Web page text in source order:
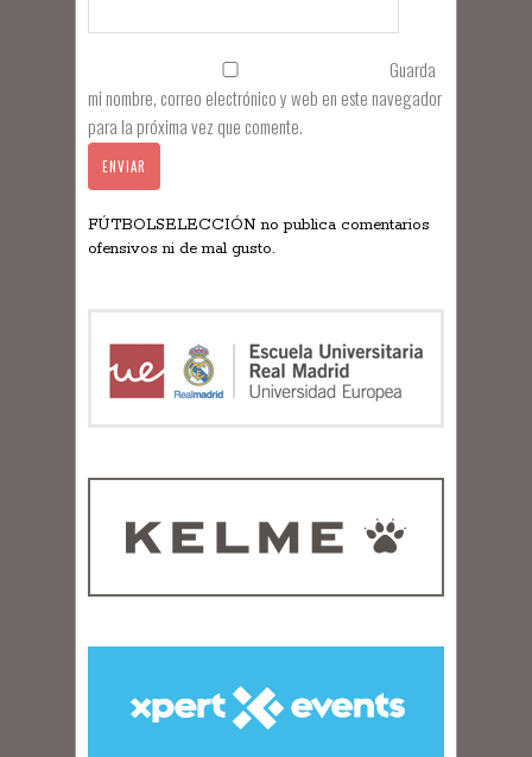
Guarda
mi nombre, correo electrónico y web en este navegador
para la próxima vez que comente.
FÚTBOLSELECCIÓN no publica comentarios
ofensivos ni de mal gusto.